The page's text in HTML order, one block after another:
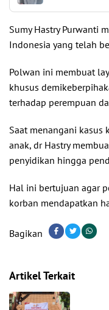
Sumy Hastry Purwanti
Indonesia yang telah
Polwan ini membuat
khusus
terhadap perempuan
Saat menangani kasus
anak, dr Hastry
penyidikan hingga
Hal ini bertujuan agar
korban mendapatkan
Bagikan
Artikel Terkait